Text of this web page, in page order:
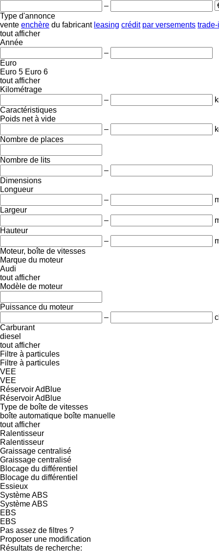
–
Type d'annonce
vente enchère du fabricant leasing crédit par versements
tout afficher
Année
–
Euro
Euro 5 Euro 6
tout afficher
Kilométrage
–
Caractéristiques
Poids net à vide
–
Nombre de places
Nombre de lits
–
Dimensions
Longueur
–
Largeur
–
Hauteur
–
Moteur, boîte de vitesses
Marque du moteur
Audi
tout afficher
Modèle de moteur
Puissance du moteur
–
Carburant
diesel
tout afficher
Filtre à particules
Filtre à particules
VEE
VEE
Réservoir AdBlue
Réservoir AdBlue
Type de boîte de vitesses
boîte automatique boîte manuelle
tout afficher
Ralentisseur
Ralentisseur
Graissage centralisé
Graissage centralisé
Blocage du différentiel
Blocage du différentiel
Essieux
Système ABS
Système ABS
EBS
EBS
Pas assez de filtres ?
Proposer une modification
Résultats de recherche: